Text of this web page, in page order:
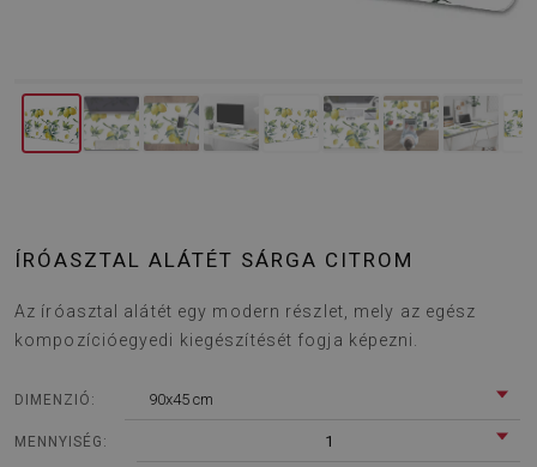
ÍRÓASZTAL ALÁTÉT SÁRGA CITROM
Az íróasztal alátét egy modern részlet, mely az egész
kompozícióegyedi kiegészítését fogja képezni.
DIMENZIÓ: 90x45 cm
MENNYISÉG: 1